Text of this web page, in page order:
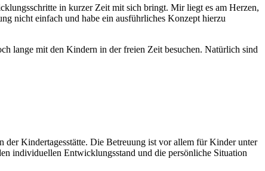
in kurzer Zeit mit sich bringt. Mir liegt es am Herzen,
nicht einfach und habe ein ausführliches Konzept hierzu
lange mit den Kindern in der freien Zeit besuchen. Natürlich sind
der Kindertagesstätte. Die Betreuung ist vor allem für Kinder unter
individuellen Entwicklungsstand und die persönliche Situation